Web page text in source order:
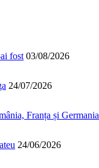
fost 03/08/2026
24/07/2026
Franța și Germania
24/06/2026